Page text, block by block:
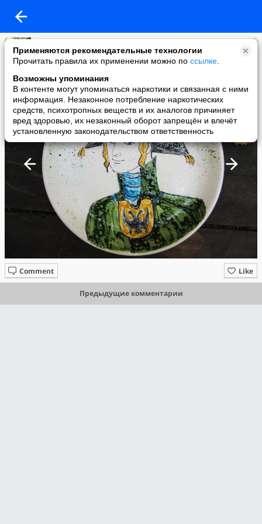
Применяются рекомендательные технологии
Прочитать правила их применении можно по ссылке
Возможны упоминания
В контенте могут упоминаться наркотики и связанная с ними
информация. Незаконное потребление наркотических
средств, психотропных веществ и их аналогов причиняет
вред здоровью, их незаконный оборот запрещён и влечёт
установленную законодательством ответственность
олеся
added a photo
07 Sep в 11:16
Like
Comment
Предыдущие комментарии